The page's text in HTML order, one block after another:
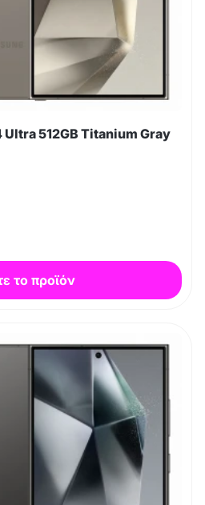
512GB Titanium Gray
το προϊόν